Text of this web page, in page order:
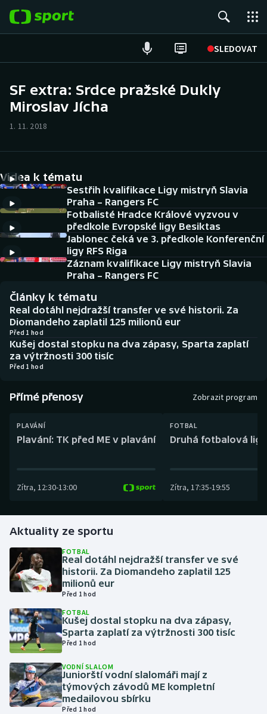
SLEDOVAT
Hokej
Cyklistika
DALŠÍ SPORTY
Americký fotbal
Baseball a softbal
Basketbal
Biatlon
Boby a skeleton
Box
Curling
Golf
Gymnastika
Házená
Jezdectví
Judo
Krasobruslení
Lezení
NEPŘEHLÉDNĚTE
Historické návraty
Aplikace ČT sport
AZ kvíz
SF extra: Srdce pražské Dukly
Miroslav Jícha
1. 11. 2018
Videa k tématu
Sestřih kvalifikace Ligy mistryň Slavia
Praha – Rangers FC
Fotbalisté Hradce Králové vyzvou v
předkole Evropské ligy Besiktas
Jablonec čeká ve 3. předkole Konferenční
ligy RFS Riga
Záznam kvalifikace Ligy mistryň Slavia
Praha – Rangers FC
Články k tématu
Real dotáhl nejdražší transfer ve své historii. Za
Diomandeho zaplatil 125 milionů eur
Před 1 hod
Kušej dostal stopku na dva zápasy, Sparta zaplatí
za výtržnosti 300 tisíc
Před 1 hod
Přímé přenosy Zobrazit program
PLAVÁNÍ
Plavání: TK před ME v plavání
Zítra, 12:30-13:00
FOTBAL
Druhá fotbalová
Zítra, 17:35-19:55
Aktuality ze sportu
FOTBAL
Real dotáhl nejdražší transfer ve své
historii. Za Diomandeho zaplatil 125
milionů eur
Před 1 hod
FOTBAL
Kušej dostal stopku na dva zápasy,
Sparta zaplatí za výtržnosti 300 tisíc
Před 1 hod
VODNÍ SLALOM
Juniorští vodní slalomáři mají z
týmových závodů ME kompletní
medailovou sbírku
Před 1 hod